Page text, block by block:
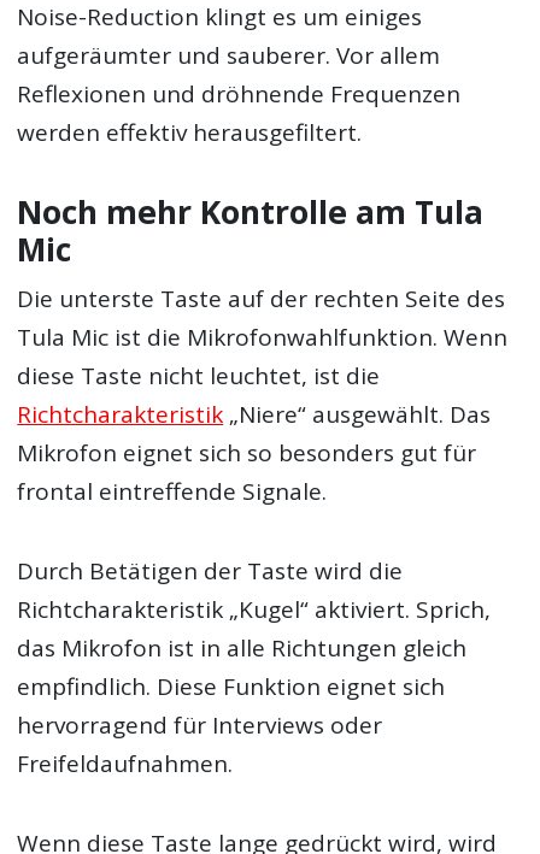
Noise-Reduction klingt es um einiges
aufgeräumter und sauberer. Vor allem
Reflexionen und dröhnende Frequenzen
werden effektiv herausgefiltert.
Noch mehr Kontrolle am Tula
Mic
Die unterste Taste auf der rechten Seite des
Tula Mic ist die Mikrofonwahlfunktion. Wenn
diese Taste nicht leuchtet, ist die
Richtcharakteristik „Niere“ ausgewählt. Das
Mikrofon eignet sich so besonders gut für
frontal eintreffende Signale.
Durch Betätigen der Taste wird die
Richtcharakteristik „Kugel“ aktiviert. Sprich,
das Mikrofon ist in alle Richtungen gleich
empfindlich. Diese Funktion eignet sich
hervorragend für Interviews oder
Freifeldaufnahmen.
Wenn diese Taste lange gedrückt wird, wird